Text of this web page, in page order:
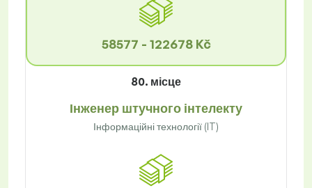
58577 - 122678 Kč
80. місце
Інженер штучного інтелекту
Інформаційні технології (IT)